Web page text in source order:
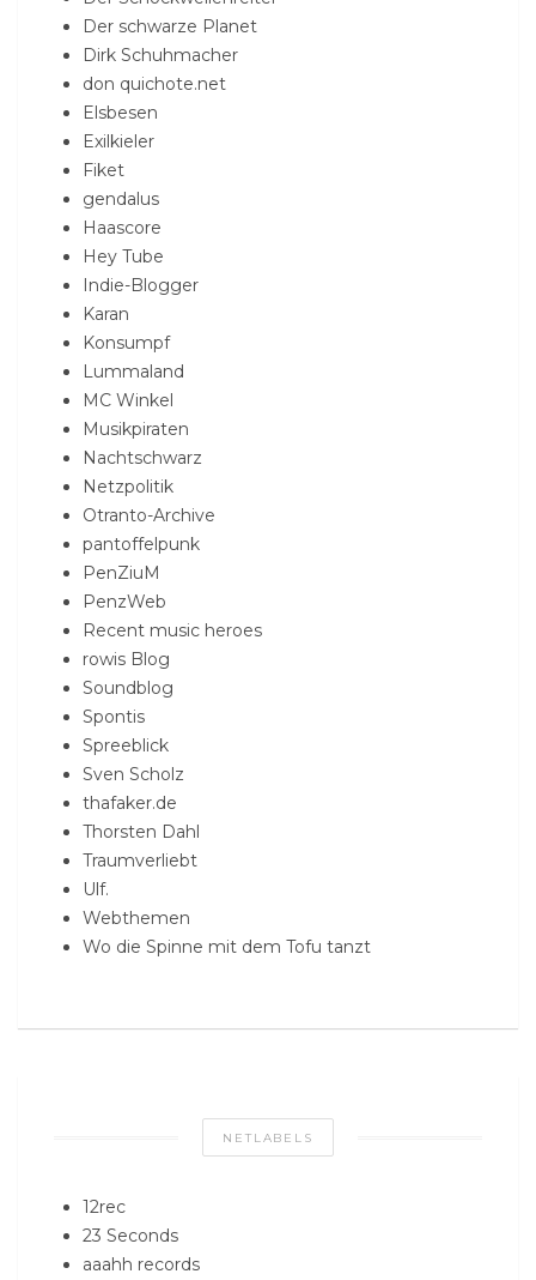
Der schwarze Planet
Dirk Schuhmacher
don quichote.net
Elsbesen
Exilkieler
Fiket
gendalus
Haascore
Hey Tube
Indie-Blogger
Karan
Konsumpf
Lummaland
MC Winkel
Musikpiraten
Nachtschwarz
Netzpolitik
Otranto-Archive
pantoffelpunk
PenZiuM
PenzWeb
Recent music heroes
rowis Blog
Soundblog
Spontis
Spreeblick
Sven Scholz
thafaker.de
Thorsten Dahl
Traumverliebt
Ulf.
Webthemen
Wo die Spinne mit dem Tofu tanzt
NETLABELS
12rec
23 Seconds
aaahh records